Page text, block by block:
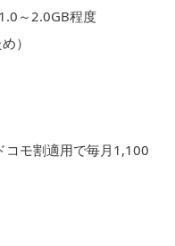
～2.0GB程度
）
コモ割適用で毎月1,100